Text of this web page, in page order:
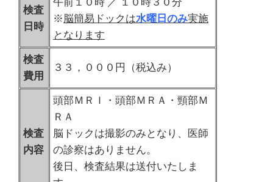
検査
日時
※ 脳簡易ドックは水曜日のみ実施
となります
検査
費用
３３，０００円（税込み）
検査
内容
頭部ＭＲＩ・頭部ＭＲＡ・頸部Ｍ
ＲＡ
脳ドックは撮影のみとなり、医師
の診察はありません。
後日、検査結果は送付いたしま